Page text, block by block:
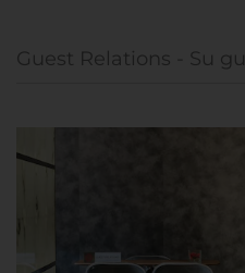
Guest Relations - Su